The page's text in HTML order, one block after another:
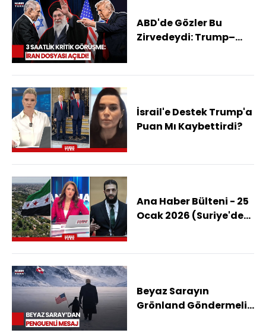
ABD'de Gözler Bu
Zirvedeydi: Trump–
İsrail'e Destek Trump'a
Puan Mı Kaybettirdi?
Ana Haber Bülteni - 25
Ocak 2026 (Suriye'de
Beyaz Sarayın
Grönland Göndermeli